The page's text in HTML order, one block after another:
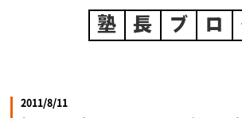
塾 長 ブ ロ
2011/8/11